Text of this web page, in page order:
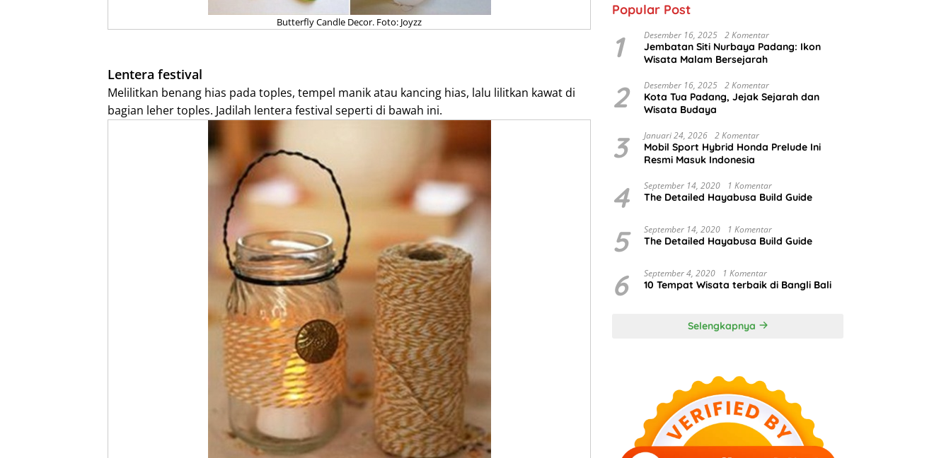
Butterfly Candle Decor. Foto: Joyzz
Lentera festival
Melilitkan benang hias pada toples, tempel manik atau kancing hias, lalu lilitkan kawat di
bagian leher toples. Jadilah lentera festival seperti di bawah ini.
Popular Post
1 Desember 16, 2025 2 Komentar
Jembatan Siti Nurbaya Padang: Ikon
Wisata Malam Bersejarah
2 Desember 16, 2025 2 Komentar
Kota Tua Padang, Jejak Sejarah dan
Wisata Budaya
3 Januari 24, 2026 2 Komentar
Mobil Sport Hybrid Honda Prelude Ini
Resmi Masuk Indonesia
4 September 14, 2020 1 Komentar
The Detailed Hayabusa Build Guide
5 September 14, 2020 1 Komentar
The Detailed Hayabusa Build Guide
6 September 4, 2020 1 Komentar
10 Tempat Wisata terbaik di Bangli Bali
Selengkapnya